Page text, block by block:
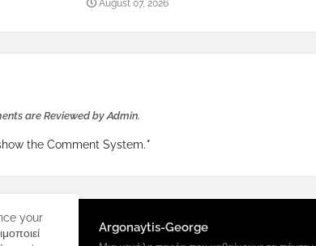
August 07, 2026
are Reviewed by Admin.
the Comment System.*
Argonaytis-George
your